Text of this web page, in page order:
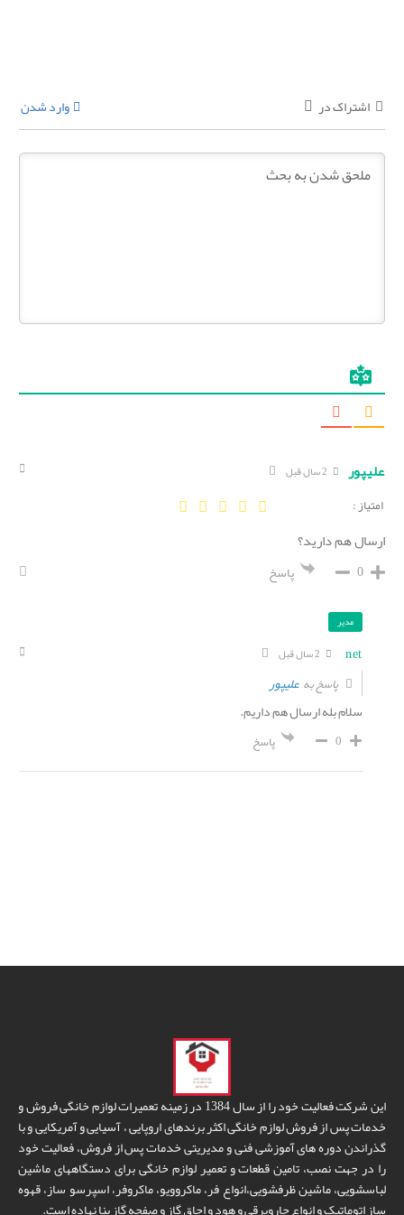
اشتراک در وارد شدن
علیپور
امتیاز :
ارسال هم دارید؟
0 پاسخ
مدیر
net
پاسخ بهعلیپور
سلام بله ارسال هم داریم.
0 پاسخ
این شرکت فعالیت خود را از سال 1384 در زمینه تعمیرات لوازم خانگی فروش و
خدمات پس از فروش لوازم خانگی اکثر برندهای اروپایی ، آسیایی و آمریکایی و با
گذراندن دوره های آموزشی فنی و مدیریتی خدمات پس از فروش، فعالیت خود
را در جهت نصب، تامین قطعات و تعمیر لوازم خانگی برای دستگاههای ماشین
لباسشویی، ماشین ظرفشویی،انواع فر، ماکروویو، ماکروفر، اسپرسو ساز، قهوه